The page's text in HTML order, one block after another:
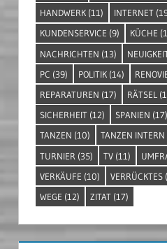
HANDWERK (11) INTERNET
KUNDENSERVICE (9) KÜCHE
NACHRICHTEN (13)
PC (39) POLITIK (14)
REPARATUREN (17) RÄTSEL
SICHERHEIT (12) SPANIEN (17)
TANZEN (10) TANZEN INTERN
TURNIER (35) TV (11)
VERKÄUFE (10) VERRÜCKTES
WEGE (12) ZITAT (17)